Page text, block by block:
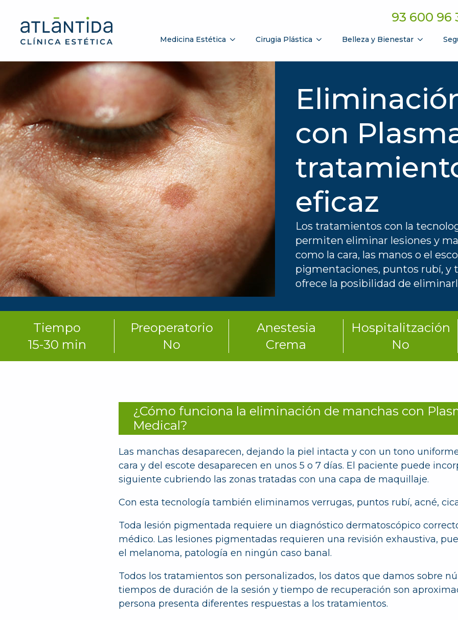
93 600 96
Medicina Estética Cirugia Plástica Belleza y Bienestar
con
eficaz
Los tratamientos con la
permiten eliminar lesiones y
como la cara, las manos o el
pigmentaciones, puntos rubí, y
ofrece la posibilidad de
Tiempo
15-30 min
Preoperatorio
No
Anestesia
Crema
Hospitalitzación
No
¿Cómo funciona la eliminación de manchas con
Medical?
Las manchas desaparecen, dejando la piel intacta y con un tono
cara y del escote desaparecen en unos 5 o 7 días. El paciente puede
siguiente cubriendo las zonas tratadas con una capa de maquillaje.
Con esta tecnología también eliminamos verrugas, puntos rubí, acné,
Toda lesión pigmentada requiere un diagnóstico dermatoscópico
médico. Las lesiones pigmentadas requieren una revisión exhaustiva,
el melanoma, patología en ningún caso banal.
Todos los tratamientos son personalizados, los datos que damos sobre
tiempos de duración de la sesión y tiempo de recuperación son
persona presenta diferentes respuestas a los tratamientos.